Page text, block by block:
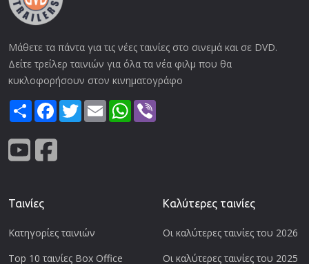
Μάθετε τα πάντα για τις νέες ταινίες στο σινεμά και σε DVD.
Δείτε τρείλερ ταινιών για όλα τα νέα φιλμ που θα
κυκλοφορήσουν στον κινηματογράφο
ShareFacebook
TwitterEmail WhatsApp
Ταινίες
Κατηγορίες ταινιών
Top 10 ταινίες Box Office
Καλύτερες ταινίες
Οι καλύτερες ταινίες του 2026
Οι καλύτερες ταινίες του 2025